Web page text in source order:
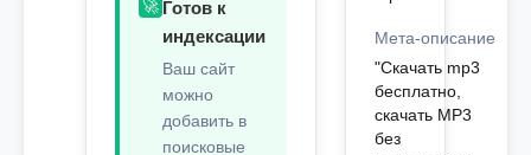
🚀 Готов к
индексации
Ваш сайт
можно
добавить в
поисковые
Мета-описание
"Скачать mp3
бесплатно,
скачать MP3
без